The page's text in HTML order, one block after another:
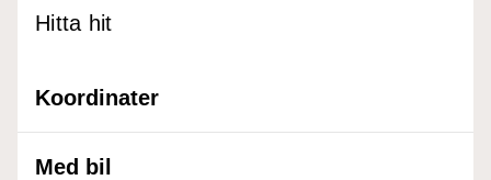
Hitta hit
Koordinater
Med bil